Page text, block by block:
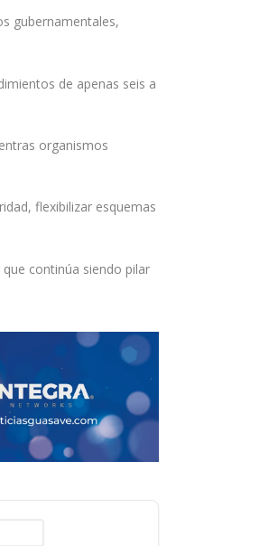
gubernamentales,
de apenas seis a
organismos
flexibilizar esquemas
continúa siendo pilar